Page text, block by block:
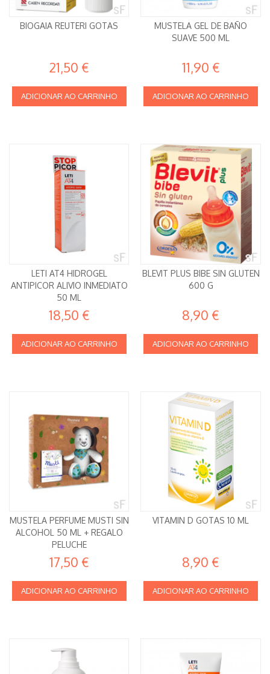
BIOGAIA REUTERI GOTAS
21,50 €
ADICIONAR AO CARRINHO
MUSTELA GEL DE BAÑO
SUAVE 500 ML
11,90 €
ADICIONAR AO CARRINHO
LETI AT4 HIDROGEL
ANTIPICOR ALIVIO INMEDIATO
50 ML
18,50 €
ADICIONAR AO CARRINHO
BLEVIT PLUS BIBE SIN GLUTEN
600 G
8,90 €
ADICIONAR AO CARRINHO
MUSTELA PERFUME MUSTI SIN
ALCOHOL 50 ML + REGALO
PELUCHE
17,50 €
ADICIONAR AO CARRINHO
VITAMIN D GOTAS 10 ML
8,90 €
ADICIONAR AO CARRINHO